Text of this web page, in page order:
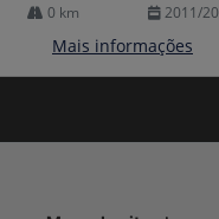
0 km 2011/
Mais informações